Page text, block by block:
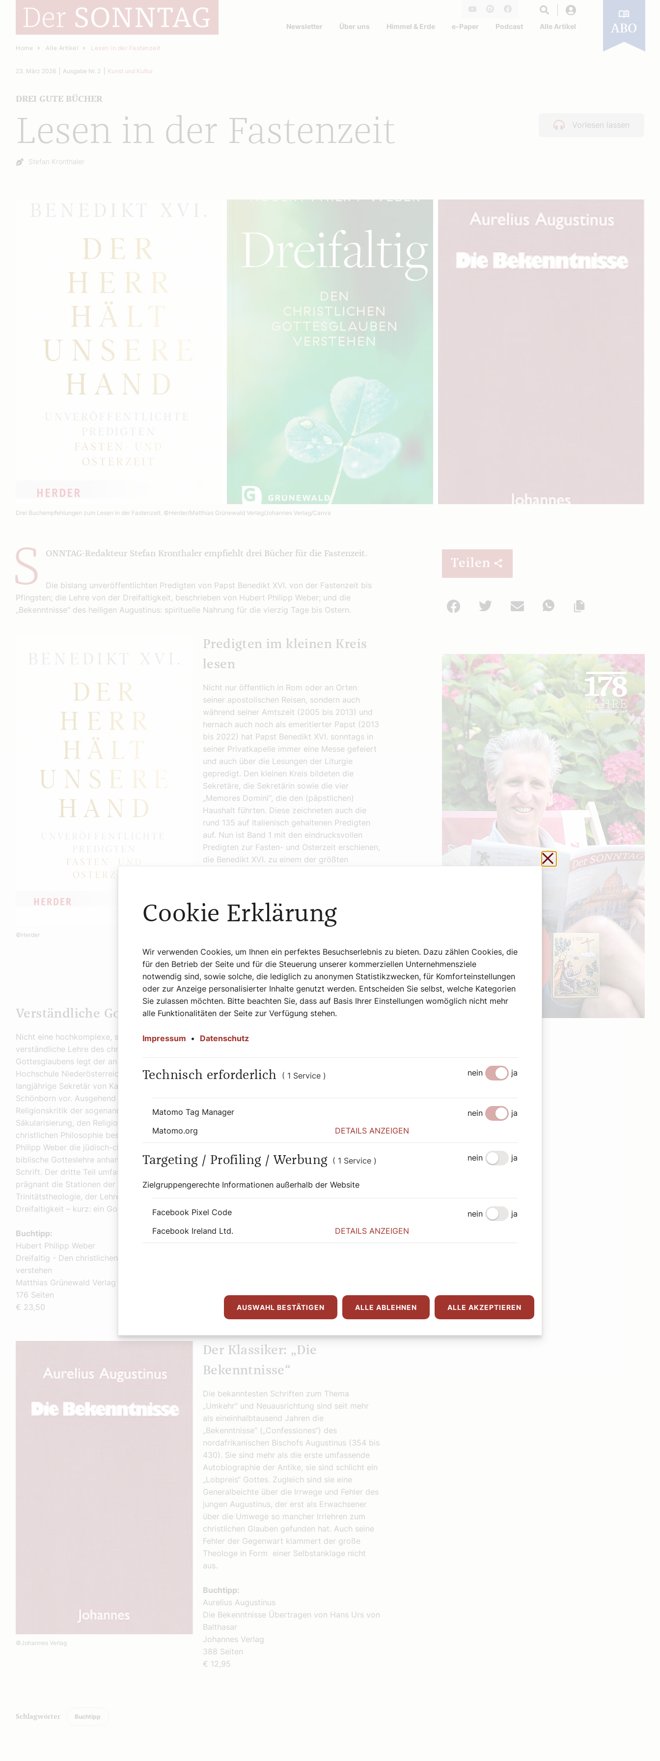
Facebook
Newsletter Über uns Himmel & Erde e-Paper Podcast Alle Artikel ABO
Home Alle Artikel Lesen in der Fastenzeit
Vorlesen lassen
Lesen in der Fastenzeit
DREI GUTE BÜCHER
23. März 2026 Ausgabe Nr. 2 Kunst und Kultur
Autor:
Stefan Kronthaler
Drei Buchempfehlungen zum Lesen in der Fastenzeit. ©Herder/Matthias Grünewald Verlag/Johannes Verlag/Canva
S ONNTAG-Redakteur Stefan Kronthaler empfiehlt drei Bücher für die Fastenzeit.
Die bislang unveröffentlichten Predigten von Papst Benedikt XVI. von der Fastenzeit bis
Pfingsten; die Lehre von der Dreifaltigkeit, beschrieben von Hubert Philipp Weber; und die
„Bekenntnisse“ des heiligen Augustinus: spirituelle Nahrung für die vierzig Tage bis Ostern.
©Herder
Predigten im kleinen Kreis
lesen
Nicht nur öffentlich in Rom oder an Orten
seiner apostolischen Reisen, sondern auch
während seiner Amtszeit (2005 bis 2013) und
hernach auch noch als emeritierter Papst (2013
bis 2022) hat Papst Benedikt XVI. sonntags in
seiner Privatkapelle immer eine Messe gefeiert
und auch über die Lesungen der Liturgie
gepredigt. Den kleinen Kreis bildeten die
Sekretäre, die Sekretärin sowie die vier
„Memores Domini“, die den (päpstlichen)
Haushalt führten. Diese zeichneten auch die
rund 135 auf Italienisch gehaltenen Predigten
auf. Nun ist Band 1 mit den eindrucksvollen
Predigten zur Fasten- und Osterzeit erschienen,
die Benedikt XVI. zu einem der größten
Benedikt XVI. Der Herr hält unsere Hand.
Unveröffentlichte Predigten.
272 Seiten
€ 28,80
©Matthias Grünewald Verlag
Verständliche Gotteslehre
Nicht eine hochkomplexe, sondern eine
verständliche Lehre des christlichen
Gottesglaubens legt der an der Pädagogischen
Hochschule Niederösterreich lehrende
langjährige Sekretär von Kardinal Christoph
Schönborn vor. Ausgehend vom Atheismus, der
Religionskritik der sogenannten
Säkularisierung, den Religionen und der
christlichen Philosophie beschreibt Hubert
Philipp Weber die jüdisch-christliche, also die
biblische Gotteslehre anhand der Heiligen
Schrift. Der dritte Teil umfasst klar und
prägnant die Stationen der sogenannten
Trinitätstheologie, der Lehre von der
Dreifaltigkeit – kurz: ein Gott in drei Personen.
Buchtipp:
Hubert Philipp Weber
Dreifaltig - Den christlichen Gottesglauben
verstehen
Matthias Grünewald Verlag
176 Seiten
€ 23,50
©Johannes Verlag
Der Klassiker: „Die
Bekenntnisse“
Die bekanntesten Schriften zum Thema
„Umkehr“ und Neuausrichtung sind seit mehr
als eineinhalbtausend Jahren die
„Bekenntnisse“ („Confessiones“) des
nordafrikanischen Bischofs Augustinus (354 bis
430). Sie sind mehr als die erste umfassende
Autobiographie der Antike, sie sind schlicht ein
„Lobpreis“ Gottes. Zugleich sind sie eine
Generalbeichte über die Irrwege und Fehler des
jungen Augustinus, der erst als Erwachsener
über die Umwege so mancher Irrlehren zum
christlichen Glauben gefunden hat. Auch seine
Fehler der Gegenwart klammert der große
Theologe in Form einer Selbstanklage nicht
aus.
Buchtipp:
Aurelius Augustinus
Die Bekenntnisse Übertragen von Hans Urs von
Balthasar
Johannes Verlag
388 Seiten
€ 12,95
Schlagwörter Buchtipp
Teilen
Facebook
Twitter Mail
WhatsApp
Schließen ohne zu
Cookie Erklärung
Wir verwenden Cookies, um Ihnen ein perfektes Besuchserlebnis zu bieten. Dazu zählen Cookies, die
für den Betrieb der Seite und für die Steuerung unserer kommerziellen Unternehmensziele
notwendig sind, sowie solche, die lediglich zu anonymen Statistikzwecken, für Komforteinstellungen
oder zur Anzeige personalisierter Inhalte genutzt werden. Entscheiden Sie selbst, welche Kategorien
Sie zulassen möchten. Bitte beachten Sie, dass auf Basis Ihrer Einstellungen womöglich nicht mehr
alle Funktionalitäten der Seite zur Verfügung stehen.
Impressum • Datenschutz
Technisch erforderlich ( 1 Service ) nein ja
Matomo Tag Manager nein
ja
Matomo.org
DETAILS ANZEIGEN
Targeting / Profiling / Werbung ( 1 Service )
Zielgruppengerechte Informationen außerhalb der Website
nein ja
Facebook Pixel Code nein
ja
Facebook Ireland Ltd.
DETAILS ANZEIGEN
AUSWAHL BESTÄTIGEN ALLE ABLEHNEN ALLE AKZEPTIEREN